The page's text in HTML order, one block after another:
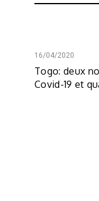
16/04/2020
Togo: deux
Covid-19 et